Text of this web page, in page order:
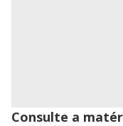
Consulte a